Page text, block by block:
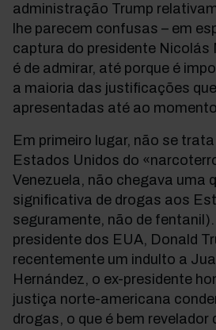
administração Trump
lhe parecem confusas – em
captura do presidente Nicolás
é de admirar, até porque é
a maioria das justificações
apresentadas até ao
Em primeiro lugar, não se
Estados Unidos do
Venezuela, não chegava uma
significativa de drogas aos
seguramente, não de
presidente dos EUA, Donald
recentemente um indulto a
Hernández, o ex-presidente
justiça norte-americana
drogas, o que é bem